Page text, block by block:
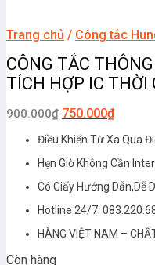
Trang chủ / Công tắc
CÔNG TẮC
TÍCH HỢP IC THỜI
900.000₫ 750.000₫
Điều Khiển Từ Xa Qua
Hẹn Giờ Không Cần
Có Giấy Hướng Dẫn,Dễ
Hotline 24/7:
HÀNG VIỆT NAM –
Còn hàng